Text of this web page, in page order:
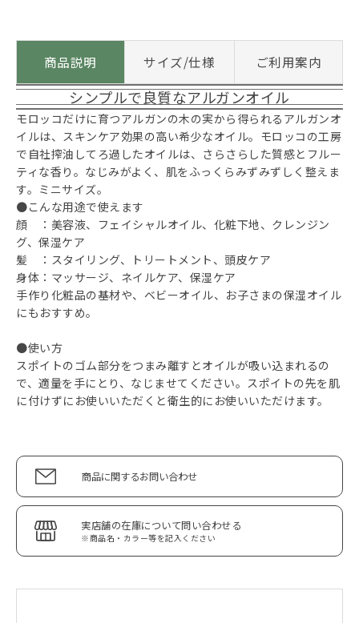
商品説明 サイズ/仕様 ご利用案内
シンプルで良質なアルガンオイル
モロッコだけに育つアルガンの木の実から得られるアルガンオ
イルは、スキンケア効果の高い希少なオイル。モロッコの工房
で自社搾油してろ過したオイルは、さらさらした質感とフルー
ティな香り。なじみがよく、肌をふっくらみずみずしく整えま
す。ミニサイズ。
●こんな用途で使えます
顔 ：美容液、フェイシャルオイル、化粧下地、クレンジン
グ、保湿ケア
髪 ：スタイリング、トリートメント、頭皮ケア
身体：マッサージ、ネイルケア、保湿ケア
手作り化粧品の基材や、ベビーオイル、お子さまの保湿オイル
にもおすすめ。
●使い方
スポイトのゴム部分をつまみ離すとオイルが吸い込まれるの
で、適量を手にとり、なじませてください。スポイトの先を肌
に付けずにお使いいただくと衛生的にお使いいただけます。
商品に関するお問い合わせ
実店舗の在庫について問い合わせる
※商品名・カラー等を記入ください